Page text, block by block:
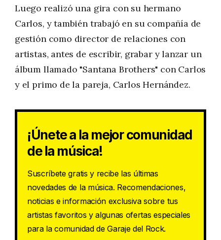
Luego realizó una gira con su hermano
Carlos, y también trabajó en su compañía de
gestión como director de relaciones con
artistas, antes de escribir, grabar y lanzar un
álbum llamado "Santana Brothers" con Carlos
y el primo de la pareja, Carlos Hernández.
¡Únete a la mejor comunidad
de la música!
Suscríbete gratis y recibe las últimas
novedades de la música. Recomendaciones,
noticias e información exclusiva sobre tus
artistas favoritos y algunas ofertas especiales
para la comunidad de Garaje del Rock.